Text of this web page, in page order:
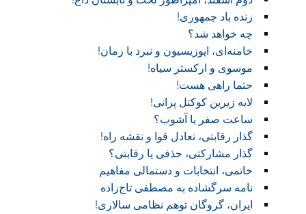
زنده باد جمهوری!
چه خواهد شد؟
خامنه‌ای، اپوزیسیون و نبرد با زمان!
موسوی و ارکستر سیاه!
حتما راهی هست!
لایه زیرین کوکتل پرانی!
ساعت صفر یا آشوب؟
گذار رقابتی، تعادل قوا و نقشه راه!‏
گذار مشارکتی، حذفی یا رقابتی؟
خاتمی، انتخابات و دستمالی مفاهیم
نامه سرگشاده به مصطفی تاج‌زاده
ایران، گروگان توهم نظامی سالاری!